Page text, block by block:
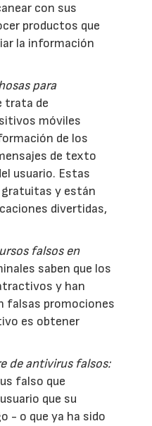
con sus
productos que
la información
para
trata de
móviles
de los
de texto
usuario. Estas
gratuitas y están
divertidas,
falsos en
saben que los
y han
falsas promociones
es obtener
de antivirus falsos:
falso que
que su
- o que ya ha sido